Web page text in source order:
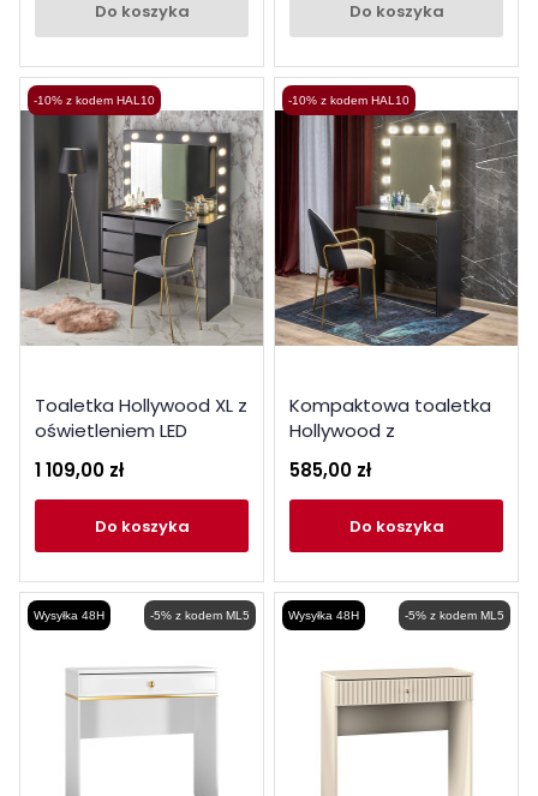
do koszyka do koszyka
-10% z kodem HAL10
Toaletka Hollywood XL z
oświetleniem LED
1 109,00 zł
do koszyka
-10% z kodem HAL10
Kompaktowa toaletka
Hollywood z
czarna
585,00 zł
do koszyka
-5% z kodem ML5
Wysyłka 48H -5% z kodem ML5
Wysyłka 48H